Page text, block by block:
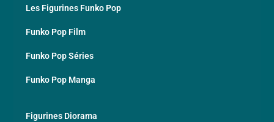
Les Figurines Funko Pop
Funko Pop Film
Funko Pop Séries
Funko Pop Manga
Figurines Diorama